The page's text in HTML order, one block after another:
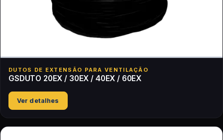
DUTOS DE EXTENSÃO PARA VENTILAÇÃO
GSDUTO 20EX / 30EX / 40EX / 60EX
Ver detalhes